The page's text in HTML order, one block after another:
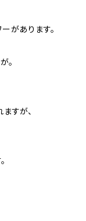
があります。
。
すが、